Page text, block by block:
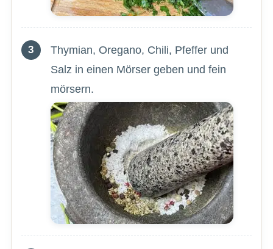
Thymian, Oregano, Chili, Pfeffer und
Salz in einen Mörser geben und fein
mörsern.